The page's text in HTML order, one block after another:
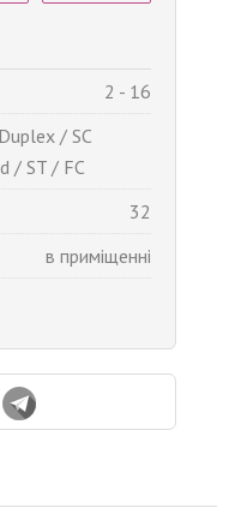
2 - 16
/ SC
/ ST / FC
32
в приміщенні